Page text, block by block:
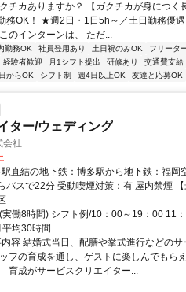
チカありますか？ 【ガクチカが身につく
務OK！ ★週2日・1日5h～／土日勤務優
のインターンは、 ただ...
勤務OK 社員登用あり 土日祝のみOK フリータ
経験者歓迎 月1シフト提出 研修あり 交通費支給
からOK シフト制 週4日以上OK 友達と応募OK
ター/ウェディング
会社
直結の地下鉄：博多駅から地下鉄：福岡
屋内禁煙 【最寄り駅】 ・九州新
Ｒ博多南線「博多駅」 ・その他
実働8時間) シフト例/10：00～19：00 11
均30時間
容 結婚式当日、配膳や挙式進行などのサ
フの育成を通し、ゲストに楽しんでもら
育成がサービスクリエイター...